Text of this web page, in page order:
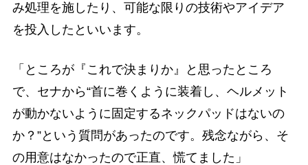
み処理を施したり、可能な限りの技術やアイデア
を投入したといいます。
「ところが『これで決まりか』と思ったところ
で、セナから“首に巻くように装着し、ヘルメット
が動かないように固定するネックパッドはないの
か？”という質問があったのです。残念ながら、そ
の用意はなかったので正直、慌てました」